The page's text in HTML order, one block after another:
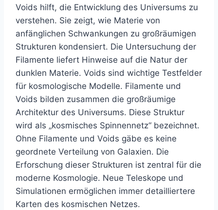
Voids hilft, die Entwicklung des Universums zu
verstehen. Sie zeigt, wie Materie von
anfänglichen Schwankungen zu großräumigen
Strukturen kondensiert. Die Untersuchung der
Filamente liefert Hinweise auf die Natur der
dunklen Materie. Voids sind wichtige Testfelder
für kosmologische Modelle. Filamente und
Voids bilden zusammen die großräumige
Architektur des Universums. Diese Struktur
wird als „kosmisches Spinnennetz“ bezeichnet.
Ohne Filamente und Voids gäbe es keine
geordnete Verteilung von Galaxien. Die
Erforschung dieser Strukturen ist zentral für die
moderne Kosmologie. Neue Teleskope und
Simulationen ermöglichen immer detailliertere
Karten des kosmischen Netzes.